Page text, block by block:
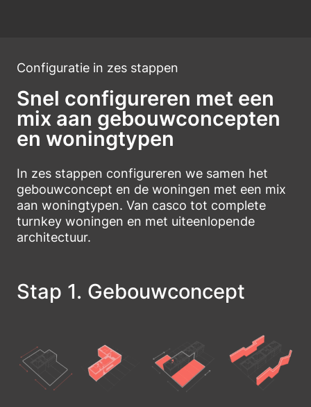
Configuratie in zes stappen
Snel configureren met een
mix aan gebouwconcepten
en woningtypen
In zes stappen configureren we samen het
gebouwconcept en de woningen met een mix
aan woningtypen. Van casco tot complete
turnkey woningen en met uiteenlopende
architectuur.
Stap 1. Gebouwconcept